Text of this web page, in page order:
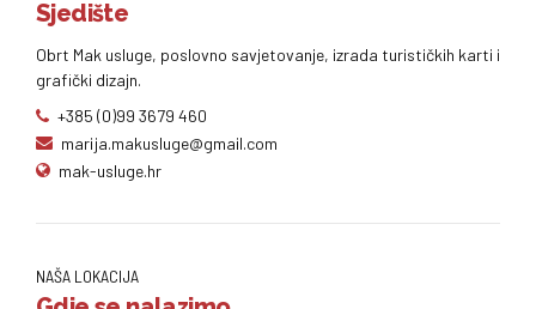
Sjedište
Obrt Mak usluge, poslovno savjetovanje, izrada turističkih karti i
grafički dizajn.
+385 (0)99 3679 460
marija.makusluge@gmail.com
mak-usluge.hr
NAŠA LOKACIJA